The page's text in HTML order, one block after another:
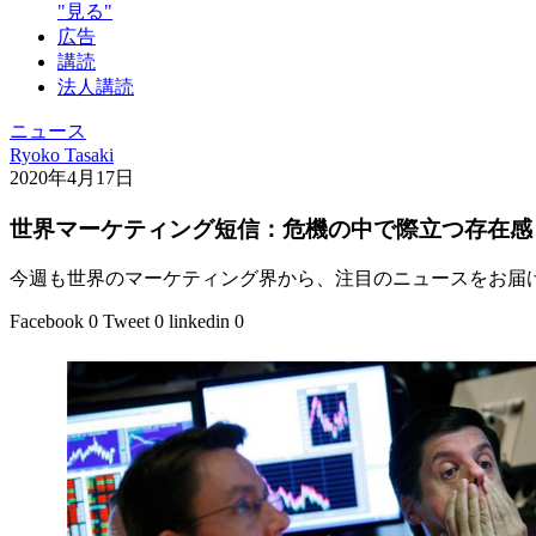
"見る"
広告
講読
法人講読
ニュース
Ryoko Tasaki
2020年4月17日
世界マーケティング短信：危機の中で際立つ存在感
今週も世界のマーケティング界から、注目のニュースをお届
Facebook 0 Tweet 0 linkedin 0